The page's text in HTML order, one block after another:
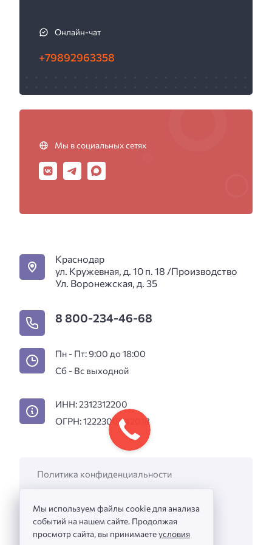
Онлайн-чат
+79892963358
Мы в социальных сетях
Краснодар
ул. Кружевная, д. 10 п. 18 /Производство
Ул. Воронежская, д. 35
8 800-234-46-68
Пн - Пт: 9:00 до 18:00
Сб - Вс выходной
ИНН: 2312312200
ОГРН: 1222300042018
Политика конфиденциальности
Вакансии
Информация на сайте не является
публичной офертой.
Мы используем файлы cookie для анализа
событий на нашем сайте. Продолжая
просмотр сайта, вы принимаетеусловия